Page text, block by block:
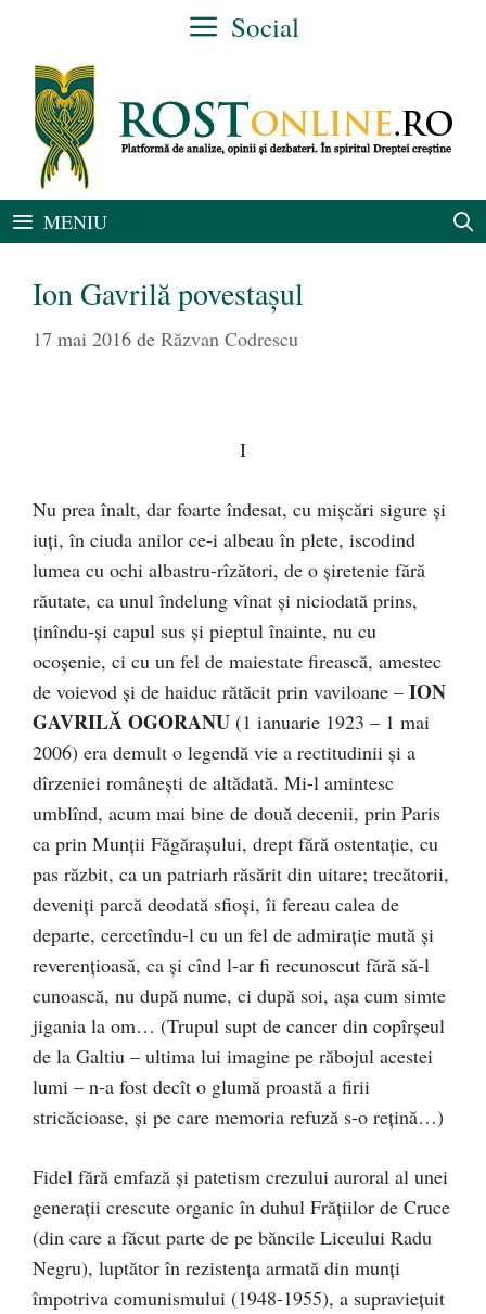
conținut
Social
MENIU
Ion Gavrilă povestașul
17 mai 2016 de Răzvan Codrescu
I
Nu prea înalt, dar foarte îndesat, cu mişcări sigure şi
iuţi, în ciuda anilor ce-i albeau în plete, iscodind
lumea cu ochi albastru-rîzători, de o şiretenie fără
răutate, ca unul îndelung vînat şi niciodată prins,
ţinîndu-şi capul sus şi pieptul înainte, nu cu
ocoşenie, ci cu un fel de maiestate firească, amestec
de voievod şi de haiduc rătăcit prin vaviloane – ION
GAVRILĂ OGORANU (1 ianuarie 1923 – 1 mai
2006) era demult o legendă vie a rectitudinii şi a
dîrzeniei româneşti de altădată. Mi-l amintesc
umblînd, acum mai bine de două decenii, prin Paris
ca prin Munţii Făgăraşului, drept fără ostentaţie, cu
pas răzbit, ca un patriarh răsărit din uitare; trecătorii,
deveniţi parcă deodată sfioşi, îi fereau calea de
departe, cercetîndu-l cu un fel de admiraţie mută şi
reverenţioasă, ca şi cînd l-ar fi recunoscut fără să-l
cunoască, nu după nume, ci după soi, aşa cum simte
jigania la om… (Trupul supt de cancer din copîrşeul
de la Galtiu – ultima lui imagine pe răbojul acestei
lumi – n-a fost decît o glumă proastă a firii
stricăcioase, şi pe care memoria refuză s-o reţină…)
Fidel fără emfază şi patetism crezului auroral al unei
generaţii crescute organic în duhul Frăţiilor de Cruce
(din care a făcut parte de pe băncile Liceului Radu
Negru), luptător în rezistenţa armată din munţi
împotriva comunismului (1948-1955), a supravieţuit